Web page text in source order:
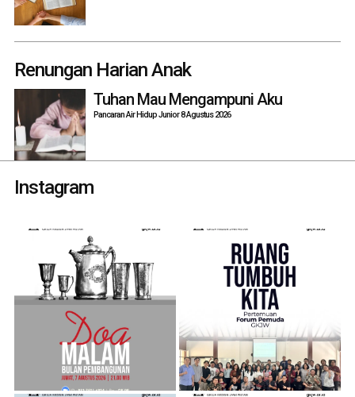
Renungan Harian Anak
Tuhan Mau Mengampuni Aku
Pancaran Air Hidup Junior 8 Agustus 2026
Instagram